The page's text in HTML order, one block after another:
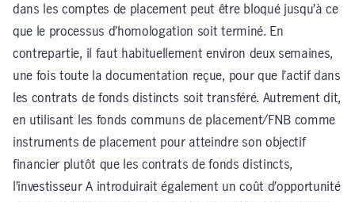
dans les comptes de placement peut être bloqué jusqu’à ce
que le processus d’homologation soit terminé. En
contrepartie, il faut habituellement environ deux semaines,
une fois toute la documentation reçue, pour que l’actif dans
les contrats de fonds distincts soit transféré. Autrement dit,
en utilisant les fonds communs de placement/FNB comme
instruments de placement pour atteindre son objectif
financier plutôt que les contrats de fonds distincts,
l’investisseur A introduirait également un coût d’opportunité